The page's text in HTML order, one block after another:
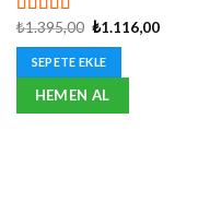
5 üzerinden
5.00oy aldı
₺1.395,00 Orijinal
₺1.395,00.
₺1.116,00Şu
SEPETE EKLE
HEMEN AL